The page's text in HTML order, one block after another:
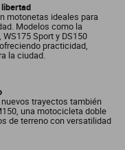
motonetas ideales para
Modelos como la
Sport y DS150
practicidad,
la ciudad.
trayectos también
una motocicleta doble
de terreno con versatilidad